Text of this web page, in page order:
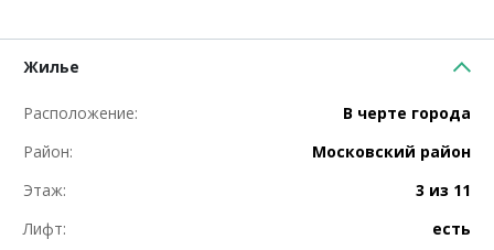
Жилье
Расположение:
В черте города
Район:
Московский район
Этаж:
3 из 11
Лифт:
есть